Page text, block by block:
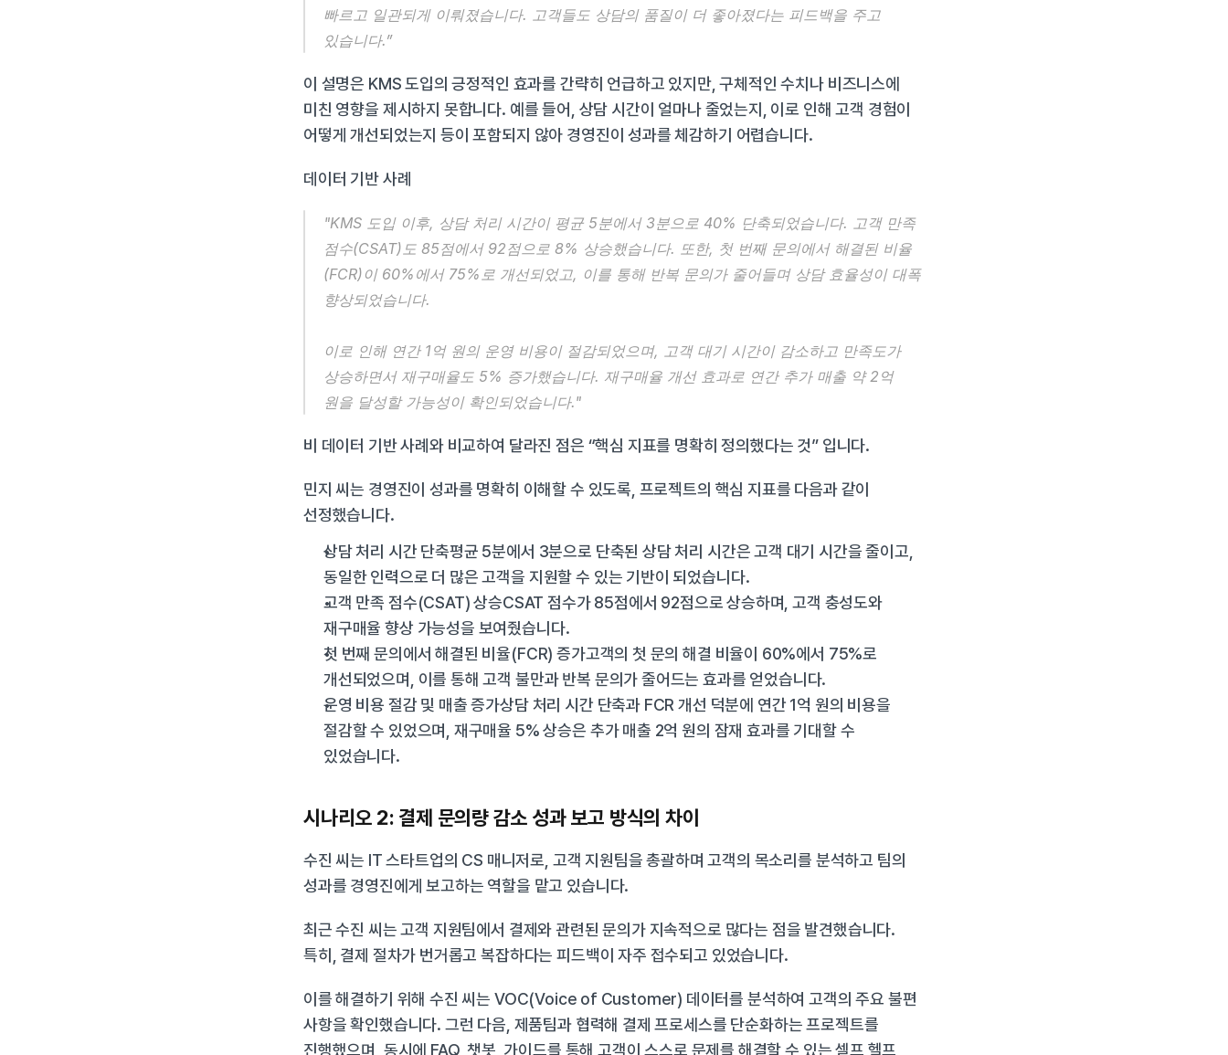
빠르고 일관되게 이뤄졌습니다. 고객들도 상담의 품질이 더 좋아졌다는 피드백을 주고
있습니다.”
이 설명은 KMS 도입의 긍정적인 효과를 간략히 언급하고 있지만, 구체적인 수치나 비즈니스에
미친 영향을 제시하지 못합니다. 예를 들어, 상담 시간이 얼마나 줄었는지, 이로 인해 고객 경험이
어떻게 개선되었는지 등이 포함되지 않아 경영진이 성과를 체감하기 어렵습니다.
데이터 기반 사례
"KMS 도입 이후, 상담 처리 시간이 평균 5분에서 3분으로 40% 단축되었습니다. 고객 만족
점수(CSAT)도 85점에서 92점으로 8% 상승했습니다. 또한, 첫 번째 문의에서 해결된 비율
(FCR)이 60%에서 75%로 개선되었고, 이를 통해 반복 문의가 줄어들며 상담 효율성이 대폭
향상되었습니다.
이로 인해 연간 1억 원의 운영 비용이 절감되었으며, 고객 대기 시간이 감소하고 만족도가
상승하면서 재구매율도 5% 증가했습니다. 재구매율 개선 효과로 연간 추가 매출 약 2억
원을 달성할 가능성이 확인되었습니다."
비 데이터 기반 사례와 비교하여 달라진 점은 “핵심 지표를 명확히 정의했다는 것” 입니다.
민지 씨는 경영진이 성과를 명확히 이해할 수 있도록, 프로젝트의 핵심 지표를 다음과 같이
선정했습니다.
상담 처리 시간 단축평균 5분에서 3분으로 단축된 상담 처리 시간은 고객 대기 시간을 줄이고,
동일한 인력으로 더 많은 고객을 지원할 수 있는 기반이 되었습니다.
고객 만족 점수(CSAT) 상승CSAT 점수가 85점에서 92점으로 상승하며, 고객 충성도와
재구매율 향상 가능성을 보여줬습니다.
첫 번째 문의에서 해결된 비율(FCR) 증가고객의 첫 문의 해결 비율이 60%에서 75%로
개선되었으며, 이를 통해 고객 불만과 반복 문의가 줄어드는 효과를 얻었습니다.
운영 비용 절감 및 매출 증가상담 처리 시간 단축과 FCR 개선 덕분에 연간 1억 원의 비용을
절감할 수 있었으며, 재구매율 5% 상승은 추가 매출 2억 원의 잠재 효과를 기대할 수
있었습니다.
시나리오 2: 결제 문의량 감소 성과 보고 방식의 차이
수진 씨는 IT 스타트업의 CS 매니저로, 고객 지원팀을 총괄하며 고객의 목소리를 분석하고 팀의
성과를 경영진에게 보고하는 역할을 맡고 있습니다.
최근 수진 씨는 고객 지원팀에서 결제와 관련된 문의가 지속적으로 많다는 점을 발견했습니다.
특히, 결제 절차가 번거롭고 복잡하다는 피드백이 자주 접수되고 있었습니다.
이를 해결하기 위해 수진 씨는 VOC(Voice of Customer) 데이터를 분석하여 고객의 주요 불편
사항을 확인했습니다. 그런 다음, 제품팀과 협력해 결제 프로세스를 단순화하는 프로젝트를
진행했으며, 동시에 FAQ, 챗봇, 가이드를 통해 고객이 스스로 문제를 해결할 수 있는 셀프 헬프